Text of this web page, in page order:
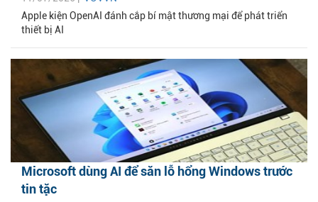
Apple kiện OpenAI đánh cắp bí mật thương mại để phát triển
thiết bị AI
Microsoft dùng AI để săn lỗ hổng Windows trước
tin tặc